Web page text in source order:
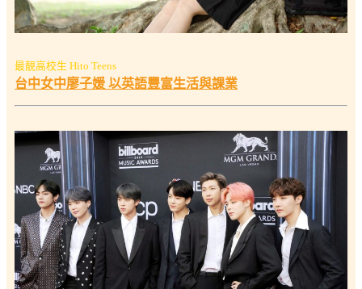
最靚高校生 Hito Teens
台中女中廖子媛 以英語豐富生活與課業